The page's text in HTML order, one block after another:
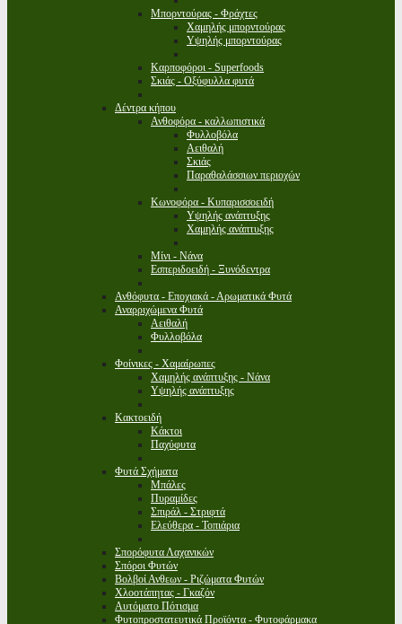
Μπορντούρας - Φράχτες
Χαμηλής μπορντούρας
Υψηλής μπορντούρας
Καρποφόροι - Superfoods
Σκιάς - Οξύφυλλα φυτά
Δέντρα κήπου
Ανθοφόρα - καλλωπιστικά
Φυλλοβόλα
Αειθαλή
Σκιάς
Παραθαλάσσιων περιοχών
Κωνοφόρα - Κυπαρισσοειδή
Υψηλής ανάπτυξης
Χαμηλής ανάπτυξης
Μίνι - Νάνα
Εσπεριδοειδή - Ξυνόδεντρα
Ανθόφυτα - Εποχιακά - Αρωματικά Φυτά
Αναρριχώμενα Φυτά
Αειθαλή
Φυλλοβόλα
Φοίνικες - Χαμαίρωπες
Χαμηλής ανάπτυξης - Νάνα
Υψηλής ανάπτυξης
Κακτοειδή
Κάκτοι
Παχύφυτα
Φυτά Σχήματα
Μπάλες
Πυραμίδες
Σπιράλ - Στριφτά
Ελεύθερα - Τοπιάρια
Σπορόφυτα Λαχανικών
Σπόροι Φυτών
Βολβοί Ανθεων - Ριζώματα Φυτών
Χλοοτάπητας - Γκαζόν
Αυτόματο Πότισμα
Φυτοπροστατευτικά Προϊόντα - Φυτοφάρμακα